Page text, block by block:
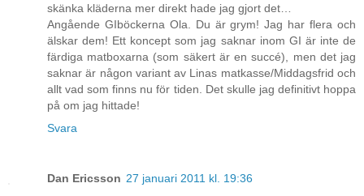
skänka kläderna mer direkt hade jag gjort det…
Angående GIböckerna Ola. Du är grym! Jag har flera och
älskar dem! Ett koncept som jag saknar inom GI är inte de
färdiga matboxarna (som säkert är en succé), men det jag
saknar är någon variant av Linas matkasse/Middagsfrid och
allt vad som finns nu för tiden. Det skulle jag definitivt hoppa
på om jag hittade!
Svara
Dan Ericsson 27 januari 2011 kl. 19:36